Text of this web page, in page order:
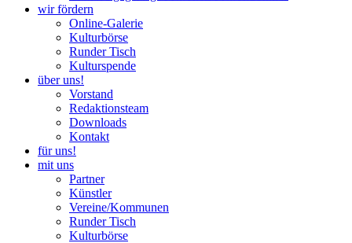
wir fördern
Online-Galerie
Kulturbörse
Runder Tisch
Kulturspende
über uns!
Vorstand
Redaktionsteam
Downloads
Kontakt
für uns!
mit uns
Partner
Künstler
Vereine/Kommunen
Runder Tisch
Kulturbörse